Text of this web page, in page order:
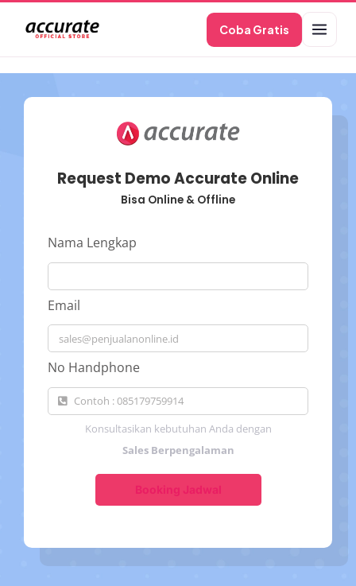
content
Coba Gratis
Request Demo Accurate Online
Bisa Online & Offline
Nama Lengkap
Email
No Handphone
Konsultasikan kebutuhan Anda dengan
Sales Berpengalaman
Booking Jadwal